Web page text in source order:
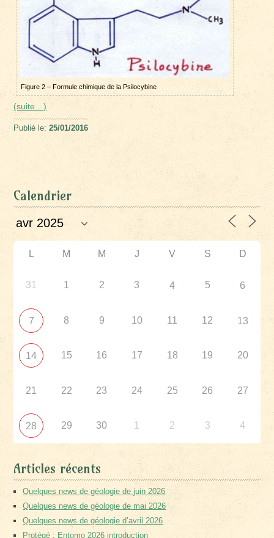
Figure 2 – Formule chimique de la Psilocybine
(suite…)
Publié le:25/01/2016
Calendrier
L M M J V S D
31 1 2 3 4 5 6
7 8 9 10 11 12 13
14 15 16 17 18 19 20
21 22 23 24 25 26 27
28 29 30 1 2 3 4
Articles récents
Quelques news de géologie de juin 2026
Quelques news de géologie de mai 2026
Quelques news de géologie d’avril 2026
Protégé : Entomo 2026 introduction